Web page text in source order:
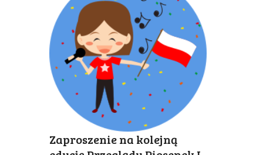
Zaproszenie na kolejną